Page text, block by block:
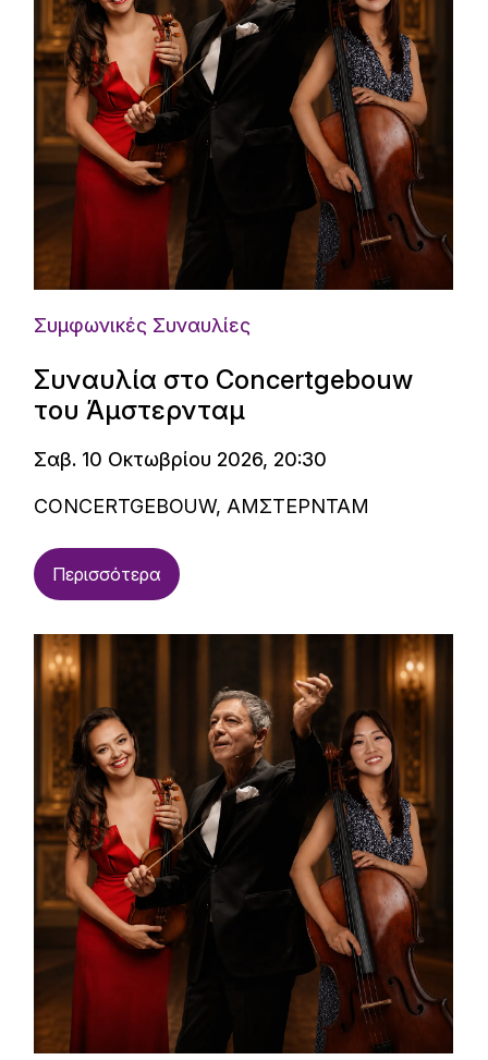
Συμφωνικές Συναυλίες
Συναυλία στο Concertgebouw
του Άμστερνταμ
Σαβ. 10 Οκτωβρίου 2026, 20:30
CONCERTGEBOUW, ΑΜΣΤΕΡΝΤΑΜ
Περισσότερα